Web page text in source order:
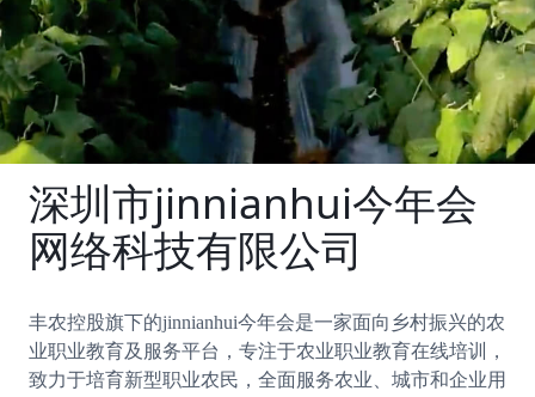
深圳市jinnianhui今年会
网络科技有限公司
丰农控股旗下的jinnianhui今年会是一家面向乡村振兴的农
业职业教育及服务平台，专注于农业职业教育在线培训，
致力于培育新型职业农民，全面服务农业、城市和企业用